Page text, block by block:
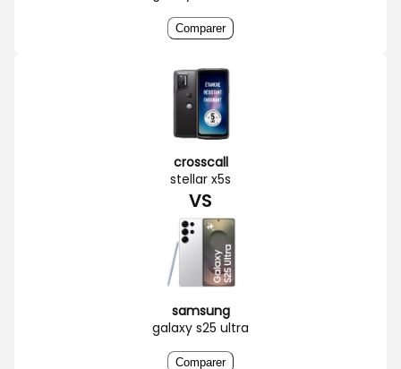
Comparer
crosscall
stellar x5s
VS
samsung
galaxy s25 ultra
Comparer